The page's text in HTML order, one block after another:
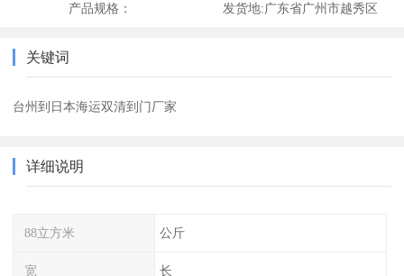
产品规格： 发货地:广东省广州市越秀区
关键词
台州到日本海运双清到门厂家
详细说明
88立方米 公斤
宽 长